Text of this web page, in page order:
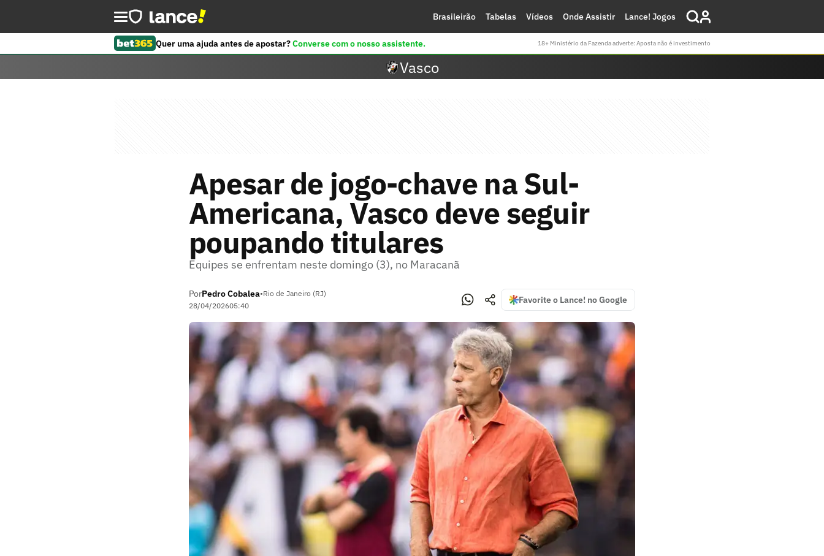
Brasileirão Tabelas Vídeos Onde Assistir Lance! Jogos
Quer uma ajuda antes de apostar?Converse com o nosso assistente. 18+ Ministério da Fazenda adverte: Aposta não é investimento
Vasco
Apesar de jogo-chave na Sul-
Americana, Vasco deve seguir
poupando titulares
Equipes se enfrentam neste domingo (3), no Maracanã
PorPedro Cobalea•Rio de Janeiro (RJ)
28/04/202605:40
Favorite o Lance! no Google